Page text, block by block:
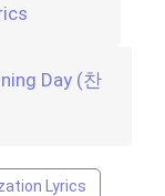
Day (찬
Lyrics